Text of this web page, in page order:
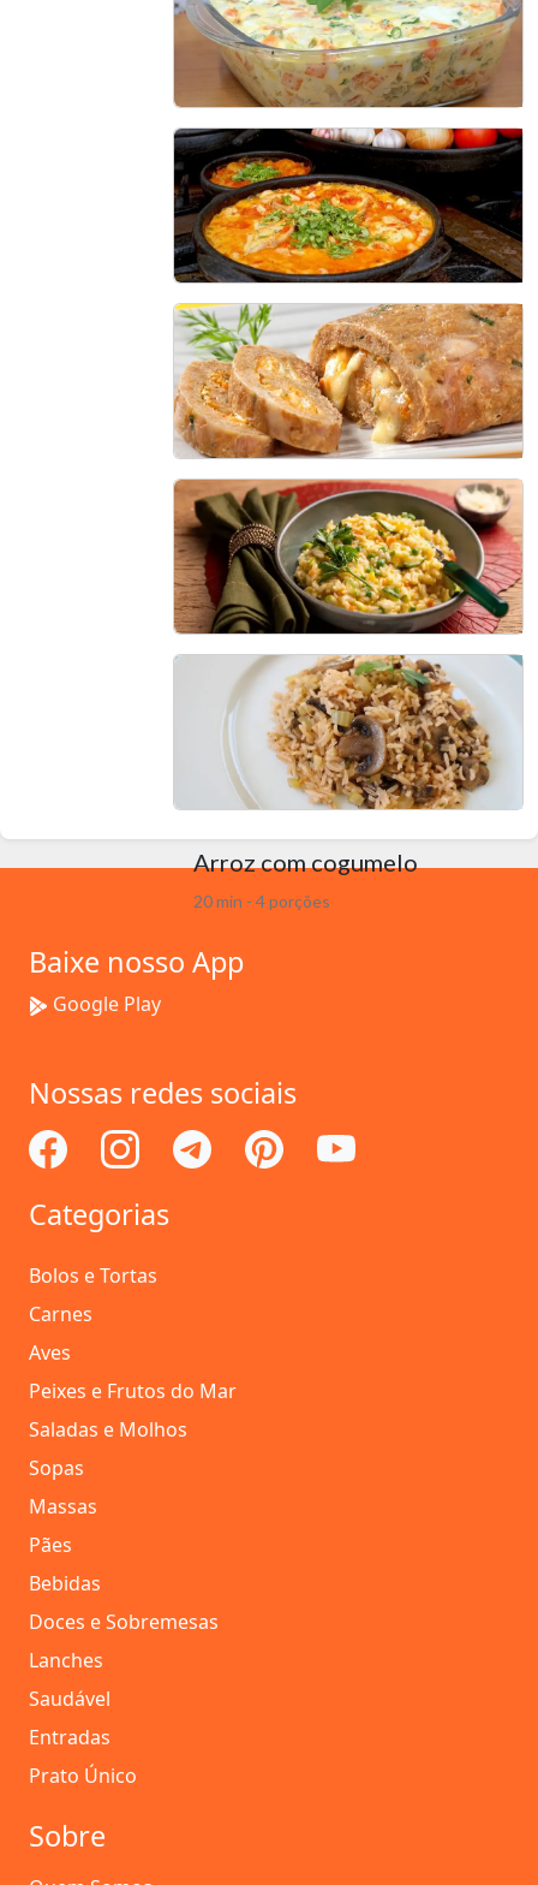
30 min - 7 porções
Maionese de Mandioquinha
e Uvas-passas
30 min - 4 porções
Mojica de Pintado
30 min - 6 porções
Rocambole de Frango
60 min - 8 porções
Risoto Colorido
25 min - 3 porções
Arroz com cogumelo
20 min - 4 porções
Baixe nosso App
Google Play
Nossas redes sociais
Categorias
Bolos e Tortas
Carnes
Aves
Peixes e Frutos do Mar
Saladas e Molhos
Sopas
Massas
Pães
Bebidas
Doces e Sobremesas
Lanches
Saudável
Entradas
Prato Único
Sobre